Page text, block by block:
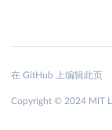
Copyright © 2024 MIT
在 GitHub 上编辑此页